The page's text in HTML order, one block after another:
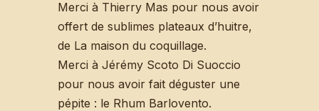
Merci à Thierry Mas pour nous avoir
offert de sublimes plateaux d’huitre,
de La maison du coquillage.
Merci à Jérémy Scoto Di Suoccio
pour nous avoir fait déguster une
pépite : le Rhum Barlovento.